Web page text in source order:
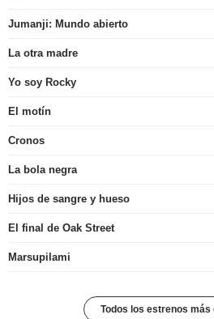
Jumanji: Mundo abierto
La otra madre
Yo soy Rocky
El motín
Cronos
La bola negra
Hijos de sangre y hueso
El final de Oak Street
Marsupilami
Todos los estrenos más